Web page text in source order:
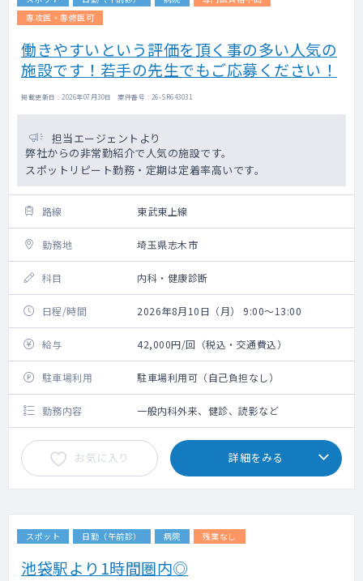
専攻医・専修医可
働きやすいという評価を頂く事の多い人気の
施設です！若手の先生でもご応募ください！
掲載更新日 : 2026年07月30日 案件番号 : 26-SR643031
担当エージェントより
弊社からの非常勤紹介で人気の施設です。
スポットリピート勤務・定期は定着率高いです。
路線 東武東上線
勤務地 埼玉県志木市
科目 内科・健康診断
日程/時間 2026年8月10日（月） 9:00～13:00
給与 42,000円/回（税込・交通費込）
駐車場利用 駐車場利用可（自己負担なし）
勤務内容 一般内科外来、健診、読影など
お気に入り 詳細をみる
スポット 日勤（午前診） 病院 残業なし
池袋駅より1時間圏内◎